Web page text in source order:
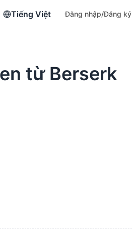
Tiếng Việt Đăng nhập/Đăng ký
từ Berserk